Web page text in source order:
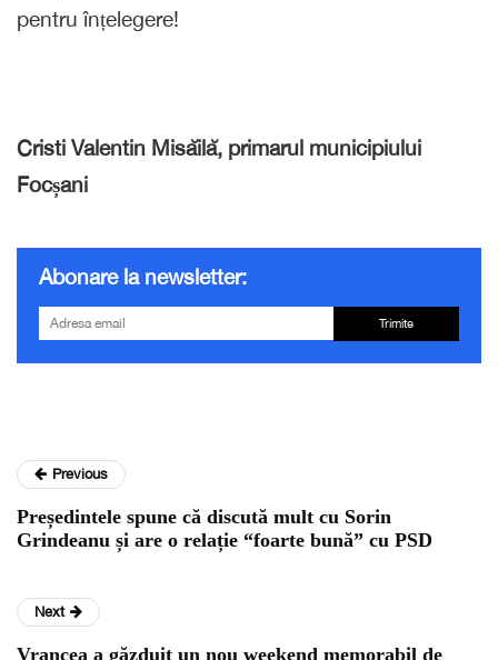
pentru înțelegere!
Cristi Valentin Misăilă, primarul municipiului
Focșani
Abonare la newsletter:
Trimite
Previous
Președintele spune că discută mult cu Sorin
Grindeanu și are o relație “foarte bună” cu PSD
Next
Vrancea a găzduit un nou weekend memorabil de